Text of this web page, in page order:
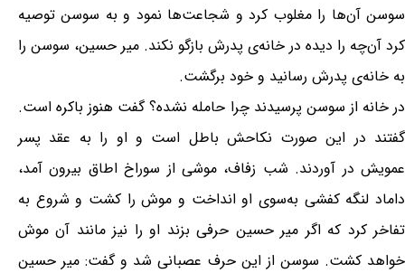
سوسن‌ آن‌ها را مغلوب‌ کرد و شجاعت‌ها نمود و به‌ سوسن‌ توصیه‌
کرد آن‌چه‌ را دیده‌ در خانه‌ی‌ پدرش‌ بازگو نکند. میر حسین‌، سوسن‌ را
به‌ خانه‌ی‌ پدرش‌ رسانید و خود برگشت‌.
در خانه‌ از سوسن‌ پرسیدند چرا حامله‌ نشده‌؟ گفت‌ هنوز باکره‌ است‌.
گفتند در این‌ صورت‌ نکاحش‌ باطل‌ است‌ و او را به‌ عقد پسر
عمویش‌ در آوردند. شب‌ زفاف‌، موشی‌ از سوراخ‌ اطاق بیرون‌ آمد،
داماد لنگه‌ کفشی‌ به‌سوی‌ او انداخت‌ و موش‌ را کشت‌ و شروع‌ به‌
تفاخر کرد‌ که‌ اگر میر حسین‌ حرفی‌ بزند او را نیز مانند آن‌ موش‌
خواهد کشت‌. سوسن‌ از این‌ حرف‌ عصبانی‌ شد و گفت‌: میر حسین‌